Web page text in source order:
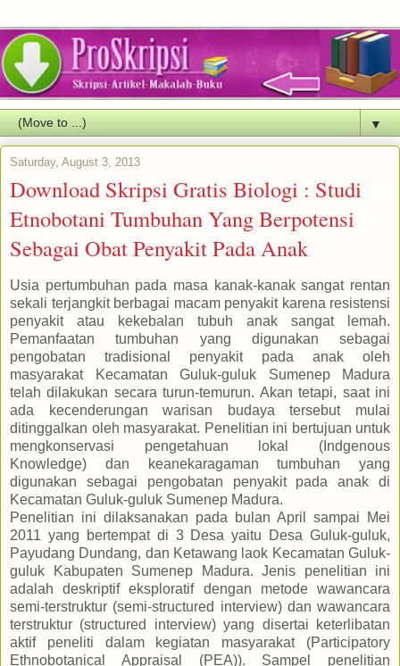
▼
Saturday, August 3, 2013
Download Skripsi Gratis Biologi : Studi
Etnobotani Tumbuhan Yang Berpotensi
Sebagai Obat Penyakit Pada Anak
Usia pertumbuhan pada masa kanak-kanak sangat rentan
sekali terjangkit berbagai macam penyakit karena resistensi
penyakit atau kekebalan tubuh anak sangat lemah.
Pemanfaatan tumbuhan yang digunakan sebagai
pengobatan tradisional penyakit pada anak oleh
masyarakat Kecamatan Guluk-guluk Sumenep Madura
telah dilakukan secara turun-temurun. Akan tetapi, saat ini
ada kecenderungan warisan budaya tersebut mulai
ditinggalkan oleh masyarakat. Penelitian ini bertujuan untuk
mengkonservasi pengetahuan lokal (Indgenous
Knowledge) dan keanekaragaman tumbuhan yang
digunakan sebagai pengobatan penyakit pada anak di
Kecamatan Guluk-guluk Sumenep Madura.
Penelitian ini dilaksanakan pada bulan April sampai Mei
2011 yang bertempat di 3 Desa yaitu Desa Guluk-guluk,
Payudang Dundang, dan Ketawang laok Kecamatan Guluk-
guluk Kabupaten Sumenep Madura. Jenis penelitian ini
adalah deskriptif eksploratif dengan metode wawancara
semi-terstruktur (semi-structured interview) dan wawancara
terstruktur (structured interview) yang disertai keterlibatan
aktif peneliti dalam kegiatan masyarakat (Participatory
Ethnobotanical Appraisal (PEA)). Sampel penelitian